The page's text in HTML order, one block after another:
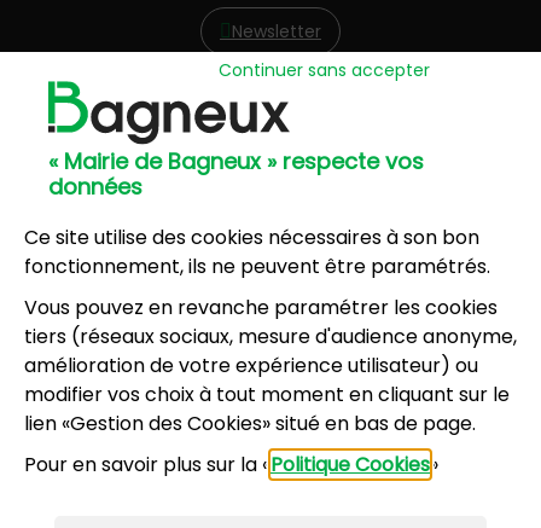
« Mairie de Bagneux » respecte vos
données
Ce site utilise des cookies nécessaires à son bon
fonctionnement, ils ne peuvent être paramétrés.
Vous pouvez en revanche paramétrer les cookies
tiers (réseaux sociaux, mesure d'audience anonyme,
amélioration de votre expérience utilisateur) ou
modifier vos choix à tout moment en cliquant sur le
lien «Gestion des Cookies» situé en bas de page.
Pour en savoir plus sur la «Politique Cookies»
Continuer sans accepter
Newsletter
Hôtel de Ville
57, avenue Henri Ravera - 92220 Bagneux
01 42 31 60 00
8, résidence du Port Galand - 92220 Bagneux
01 45 47 62 00
NOUS CONTACTER
Horaires d’ouverture:
Lundi, mercredi, jeudi, vendredi : 8h30-12h et
13h30-17h